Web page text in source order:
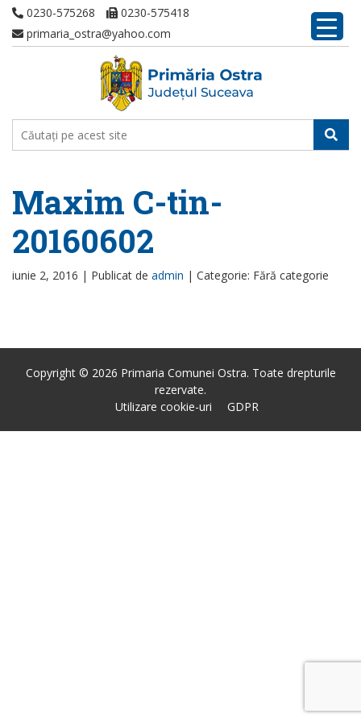
0230-575268
0230-575418
primaria_ostra@yahoo.com
Maxim C-tin-
20160602
iunie 2, 2016 | Publicat de admin | Categorie: Fără categorie
Copyright © 2026 Primaria Comunei Ostra. Toate drepturile
rezervate.
Utilizare cookie-uri
GDPR